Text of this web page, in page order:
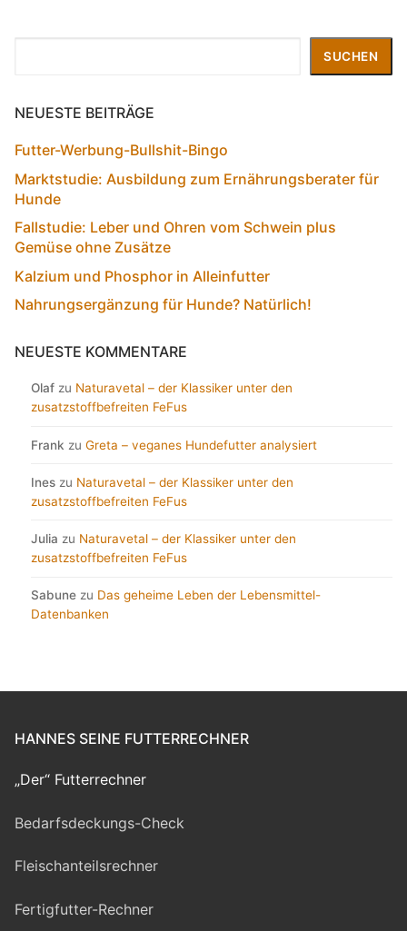
SUCHEN
NEUESTE BEITRÄGE
Futter-Werbung-Bullshit-Bingo
Marktstudie: Ausbildung zum Ernährungsberater für
Hunde
Fallstudie: Leber und Ohren vom Schwein plus
Gemüse ohne Zusätze
Kalzium und Phosphor in Alleinfutter
Nahrungsergänzung für Hunde? Natürlich!
NEUESTE KOMMENTARE
Olaf zu Naturavetal – der Klassiker unter den
zusatzstoffbefreiten FeFus
Frank zu Greta – veganes Hundefutter analysiert
Ines zu Naturavetal – der Klassiker unter den
zusatzstoffbefreiten FeFus
Julia zu Naturavetal – der Klassiker unter den
zusatzstoffbefreiten FeFus
Sabune zu Das geheime Leben der Lebensmittel-
Datenbanken
HANNES SEINE FUTTERRECHNER
„Der“ Futterrechner
Bedarfsdeckungs-Check
Fleischanteilsrechner
Fertigfutter-Rechner